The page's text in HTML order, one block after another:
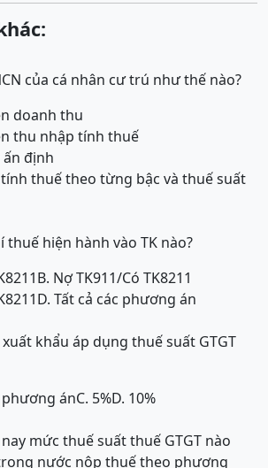
của cá nhân cư trú như thế nào?
doanh thu
thu nhập tính thuế
ấn định
thuế theo từng bậc và thuế suất
thuế hiện hành vào TK nào?
B. Nợ TK911/Có TK8211
D. Tất cả các phương án
khẩu áp dụng thuế suất GTGT
phương ánC. 5%D. 10%
mức thuế suất thuế GTGT nào
nước nộp thuế theo phương